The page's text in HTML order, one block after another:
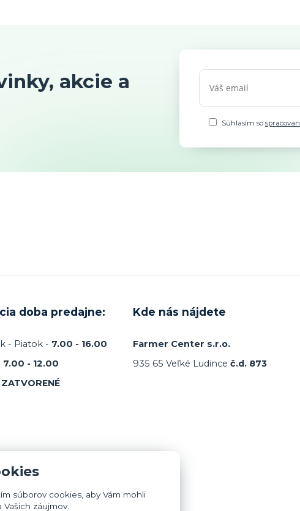
akcie a
Súhlasím so
doba predajne:
- Piatok - 7.00 - 16.00
7.00 - 12.00
ZATVORENÉ
Kde nás nájdete
Farmer Center s.r.o.
935 65 Veľké Ludince č.d. 873
súborov cookies, aby Vám mohli
záujmov.